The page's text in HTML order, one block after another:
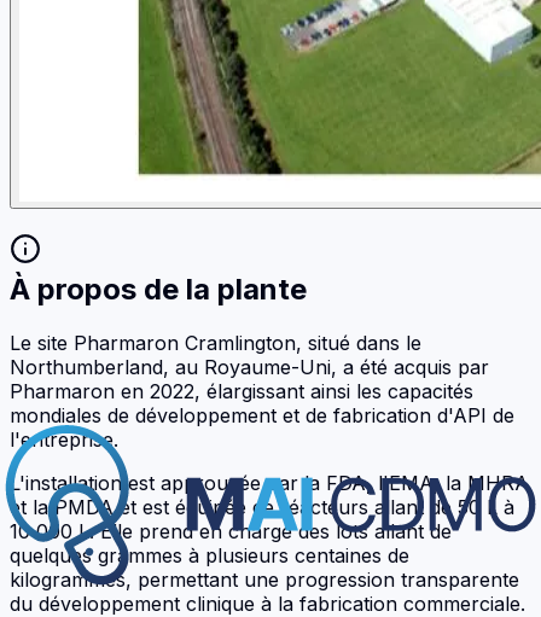
À propos de la plante
Le site Pharmaron Cramlington, situé dans le
Northumberland, au Royaume-Uni, a été acquis par
Pharmaron en 2022, élargissant ainsi les capacités
mondiales de développement et de fabrication d'API de
l'entreprise.
L'installation est approuvée par la FDA, l'EMA, la MHRA
et la PMDA et est équipée de réacteurs allant de 50 L à
10 000 L. Elle prend en charge des lots allant de
quelques grammes à plusieurs centaines de
kilogrammes, permettant une progression transparente
du développement clinique à la fabrication commerciale.